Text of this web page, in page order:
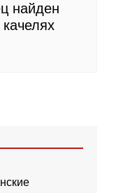
найден